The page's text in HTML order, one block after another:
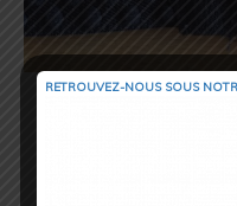
RETROUVEZ-NOUS SOUS